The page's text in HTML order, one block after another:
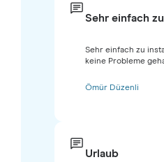
Sehr einfach
Sehr einfach zu
keine Probleme
Ömür Düzenli
Urlaub